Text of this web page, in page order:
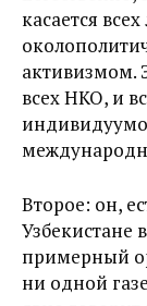
касается
активизмом.
всех НКО, и
Второе: он,
Узбекистане
примерный
ни одной